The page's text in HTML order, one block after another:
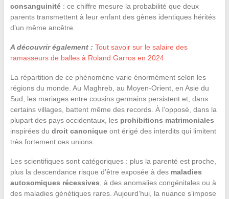
consanguinité: ce chiffre mesure la probabilité que deux
parents transmettent à leur enfant des gènes identiques hérités
d’un même ancêtre.
A découvrir également : Tout savoir sur le salaire des
ramasseurs de balles à Roland Garros en 2024
La répartition de ce phénomène varie énormément selon les
régions du monde. Au Maghreb, au Moyen-Orient, en Asie du
Sud, les mariages entre cousins germains persistent et, dans
certains villages, battent même des records. À l’opposé, dans la
plupart des pays occidentaux, les prohibitions matrimoniales
inspirées du droit canoniqueont érigé des interdits qui limitent
très fortement ces unions.
Les scientifiques sont catégoriques : plus la parenté est proche,
plus la descendance risque d’être exposée à des maladies
autosomiques récessives , à des anomalies congénitales ou à
des maladies génétiques rares. Aujourd’hui, la nuance s’impose